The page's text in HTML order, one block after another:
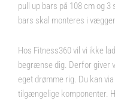
pull up bars på 108 cm og
bars skal monteres i
Hos Fitness360 vil vi ikke
begrænse dig. Derfor giver
eget drømme rig. Du kan
tilgængelige komponenter.